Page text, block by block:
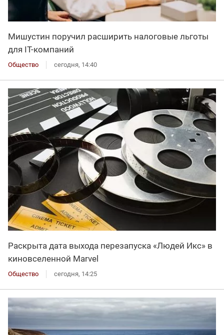
Мишустин поручил расширить налоговые льготы
для IT-компаний
Общество сегодня, 14:40
Раскрыта дата выхода перезапуска «Людей Икс» в
киновселенной Marvel
Общество сегодня, 14:25